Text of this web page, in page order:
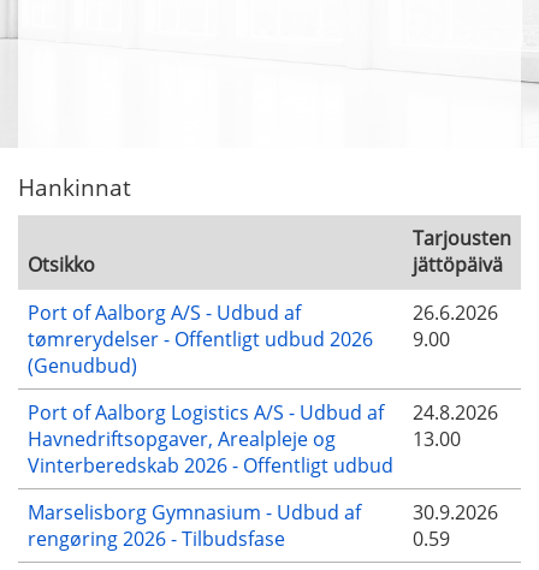
Hankinnat
Otsikko
Tarjousten
jättöpäivä
Port of Aalborg A/S - Udbud af
tømrerydelser - Offentligt udbud 2026
(Genudbud)
26.6.2026
9.00
Port of Aalborg Logistics A/S - Udbud af
Havnedriftsopgaver, Arealpleje og
Vinterberedskab 2026 - Offentligt udbud
24.8.2026
13.00
Marselisborg Gymnasium - Udbud af
rengøring 2026 - Tilbudsfase
30.9.2026
0.59